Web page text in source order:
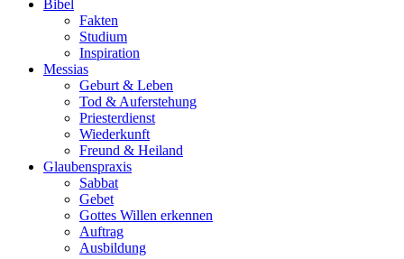
Bibel
Fakten
Studium
Inspiration
Messias
Geburt & Leben
Tod & Auferstehung
Priesterdienst
Wiederkunft
Freund & Heiland
Glaubenspraxis
Sabbat
Gebet
Gottes Willen erkennen
Auftrag
Ausbildung